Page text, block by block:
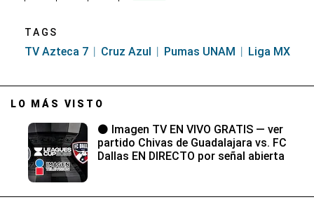
TAGS
TV Azteca 7 Cruz Azul Pumas UNAM Liga MX
LO MÁS VISTO
⚫ Imagen TV EN VIVO GRATIS — ver
partido Chivas de Guadalajara vs. FC
Dallas EN DIRECTO por señal abierta